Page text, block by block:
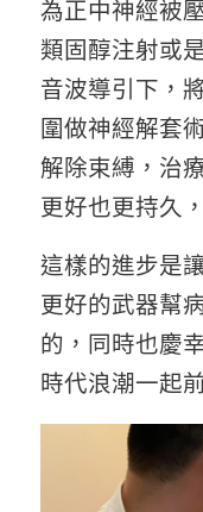
為正中神經被
類固醇注射或
音波導引下，
圍做神經解套
解除束縛，治
更好也更持久
這樣的進步是
更好的武器幫
的，同時也慶
時代浪潮一起